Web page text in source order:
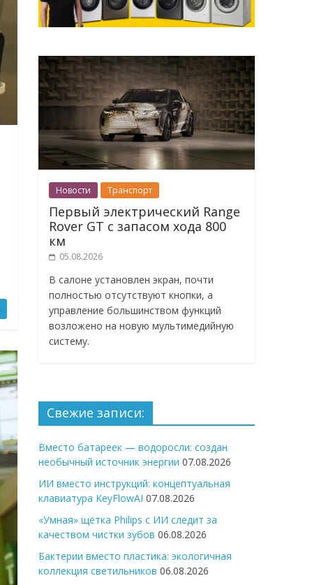
Новости Транспорт
Первый электрический Range
Rover GT с запасом хода 800
км
05.08.2026
В салоне установлен экран, почти
полностью отсутствуют кнопки, а
управление большинством функций
возложено на новую мультимедийную
систему.
Свежие записи:
Вместо батареек — водоросли: создан
необычный источник энергии 07.08.2026
ИИ вместо инструкций: концептуальная
клавиатура KeyFlowAI 07.08.2026
«Умная» щётка Philips с ИИ следит за
качеством чистки зубов 06.08.2026
Бактерии вместо пластика: экологичная
коллекция светильников 06.08.2026